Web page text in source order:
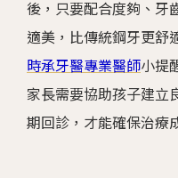
後，只要配合度夠、牙
適美，比傳統鋼牙更舒
時承牙醫專業醫師小提
家長需要協助孩子建立
期回診，才能確保治療